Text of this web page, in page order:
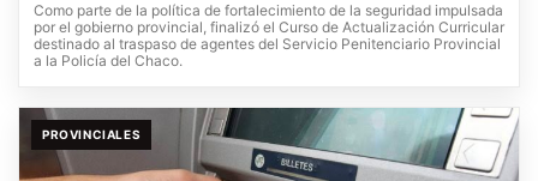
Como parte de la política de fortalecimiento de la seguridad impulsada
por el gobierno provincial, finalizó el Curso de Actualización Curricular
destinado al traspaso de agentes del Servicio Penitenciario Provincial
a la Policía del Chaco.
PROVINCIALES